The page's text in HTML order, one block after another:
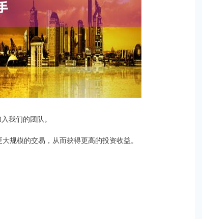
我们的团队。
规模的交易，从而获得更高的投资收益。